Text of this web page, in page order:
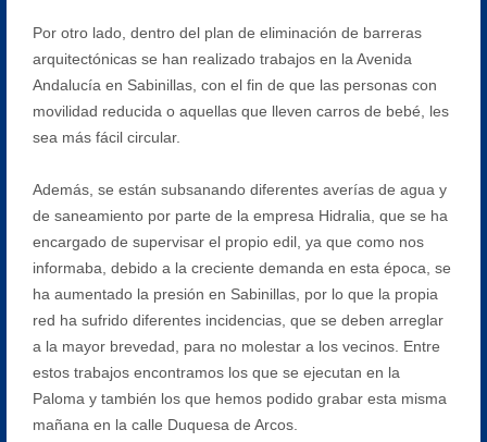
Por otro lado, dentro del plan de eliminación de barreras
arquitectónicas se han realizado trabajos en la Avenida
Andalucía en Sabinillas, con el fin de que las personas con
movilidad reducida o aquellas que lleven carros de bebé, les
sea más fácil circular.
Además, se están subsanando diferentes averías de agua y
de saneamiento por parte de la empresa Hidralia, que se ha
encargado de supervisar el propio edil, ya que como nos
informaba, debido a la creciente demanda en esta época, se
ha aumentado la presión en Sabinillas, por lo que la propia
red ha sufrido diferentes incidencias, que se deben arreglar
a la mayor brevedad, para no molestar a los vecinos. Entre
estos trabajos encontramos los que se ejecutan en la
Paloma y también los que hemos podido grabar esta misma
mañana en la calle Duquesa de Arcos.